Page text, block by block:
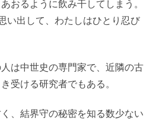
おるように飲み干してしまう。
い出して、わたしはひとり忍び
は中世史の専門家で、近隣の古
受ける研究者でもある。
、結界守の秘密を知る数少ない